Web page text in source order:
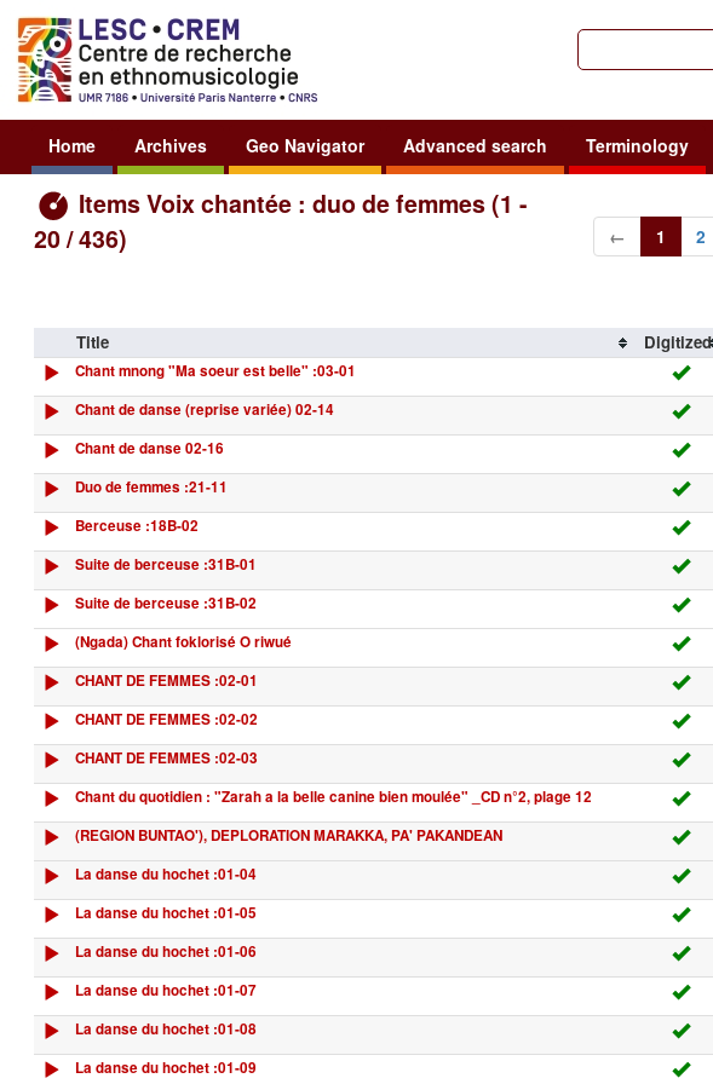
Home Archives Geo Navigator Advanced search Terminology
Items Voix chantée : duo de femmes (1 -
20 / 436)
← 1 2
Title Digitized
Chant mnong "Ma soeur est belle" :03-01
Chant de danse (reprise variée) 02-14
Chant de danse 02-16
Duo de femmes :21-11
Berceuse :18B-02
Suite de berceuse :31B-01
Suite de berceuse :31B-02
(Ngada) Chant foklorisé O riwué
CHANT DE FEMMES :02-01
CHANT DE FEMMES :02-02
CHANT DE FEMMES :02-03
Chant du quotidien : "Zarah a la belle canine bien moulée" _CD n°2, plage 12
(REGION BUNTAO'), DEPLORATION MARAKKA, PA' PAKANDEAN
La danse du hochet :01-04
La danse du hochet :01-05
La danse du hochet :01-06
La danse du hochet :01-07
La danse du hochet :01-08
La danse du hochet :01-09